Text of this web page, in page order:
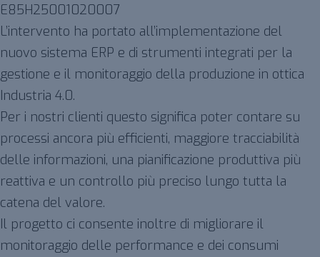
E85H25001020007
L’intervento ha portato all’implementazione del
nuovo sistema ERP e di strumenti integrati per la
gestione e il monitoraggio della produzione in ottica
Industria 4.0.
Per i nostri clienti questo significa poter contare su
processi ancora più efficienti, maggiore tracciabilità
delle informazioni, una pianificazione produttiva più
reattiva e un controllo più preciso lungo tutta la
catena del valore.
Il progetto ci consente inoltre di migliorare il
monitoraggio delle performance e dei consumi